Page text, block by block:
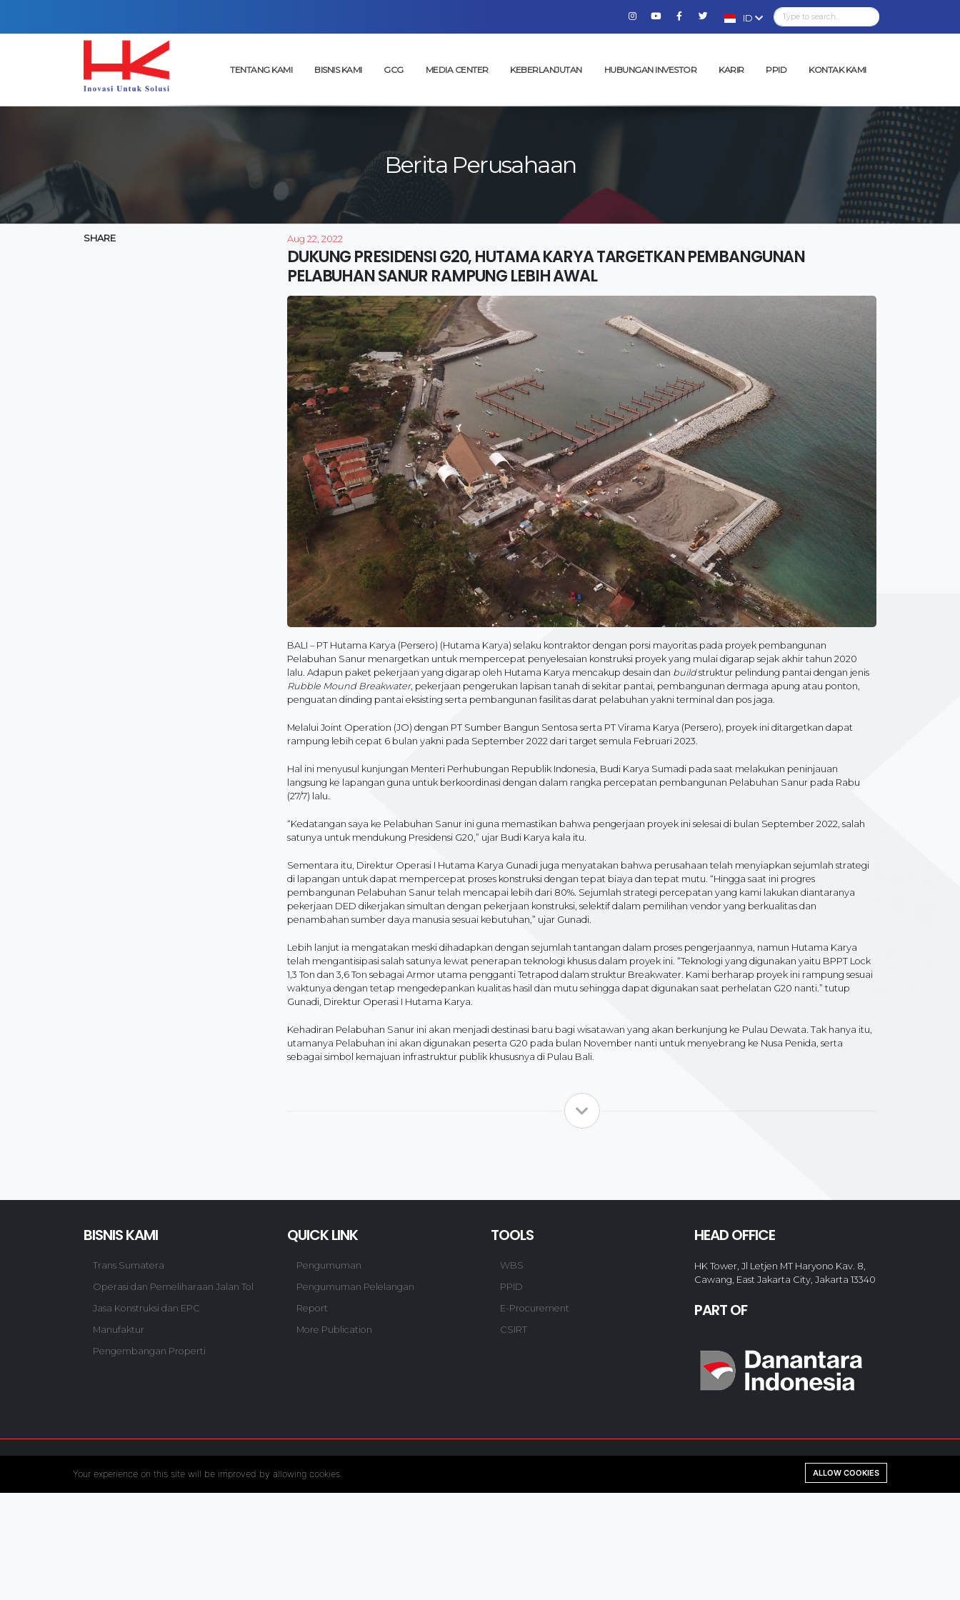
ID
TENTANG KAMI BISNIS KAMI GCG MEDIA CENTER KEBERLANJUTAN HUBUNGAN INVESTOR KARIR PPID KONTAK KAMI
Berita Perusahaan
SHARE Aug 22, 2022
DUKUNG PRESIDENSI G20, HUTAMA KARYA TARGETKAN PEMBANGUNAN
PELABUHAN SANUR RAMPUNG LEBIH AWAL
BALI – PT Hutama Karya (Persero) (Hutama Karya) selaku kontraktor dengan porsi mayoritas pada proyek pembangunan
Pelabuhan Sanur menargetkan untuk mempercepat penyelesaian konstruksi proyek yang mulai digarap sejak akhir tahun 2020
lalu. Adapun paket pekerjaan yang digarap oleh Hutama Karya mencakup desain dan buildstruktur pelindung pantai dengan jenis
Rubble Mound Breakwater, pekerjaan pengerukan lapisan tanah di sekitar pantai, pembangunan dermaga apung atau ponton,
penguatan dinding pantai eksisting serta pembangunan fasilitas darat pelabuhan yakni terminal dan pos jaga.
Melalui Joint Operation (JO) dengan PT Sumber Bangun Sentosa serta PT Virama Karya (Persero), proyek ini ditargetkan dapat
rampung lebih cepat 6 bulan yakni pada September 2022 dari target semula Februari 2023.
Hal ini menyusul kunjungan Menteri Perhubungan Republik Indonesia, Budi Karya Sumadi pada saat melakukan peninjauan
langsung ke lapangan guna untuk berkoordinasi dengan dalam rangka percepatan pembangunan Pelabuhan Sanur pada Rabu
(27/7) lalu.
“Kedatangan saya ke Pelabuhan Sanur ini guna memastikan bahwa pengerjaan proyek ini selesai di bulan September 2022, salah
satunya untuk mendukung Presidensi G20,” ujar Budi Karya kala itu.
Sementara itu, Direktur Operasi I Hutama Karya Gunadi juga menyatakan bahwa perusahaan telah menyiapkan sejumlah strategi
di lapangan untuk dapat mempercepat proses konstruksi dengan tepat biaya dan tepat mutu. “Hingga saat ini progres
pembangunan Pelabuhan Sanur telah mencapai lebih dari 80%. Sejumlah strategi percepatan yang kami lakukan diantaranya
pekerjaan DED dikerjakan simultan dengan pekerjaan konstruksi, selektif dalam pemilihan vendor yang berkualitas dan
penambahan sumber daya manusia sesuai kebutuhan,” ujar Gunadi.
Lebih lanjut ia mengatakan meski dihadapkan dengan sejumlah tantangan dalam proses pengerjaannya, namun Hutama Karya
telah mengantisipasi salah satunya lewat penerapan teknologi khusus dalam proyek ini. “Teknologi yang digunakan yaitu BPPT Lock
1,3 Ton dan 3,6 Ton sebagai Armor utama pengganti Tetrapod dalam struktur Breakwater. Kami berharap proyek ini rampung sesuai
waktunya dengan tetap mengedepankan kualitas hasil dan mutu sehingga dapat digunakan saat perhelatan G20 nanti.” tutup
Gunadi, Direktur Operasi I Hutama Karya.
Kehadiran Pelabuhan Sanur ini akan menjadi destinasi baru bagi wisatawan yang akan berkunjung ke Pulau Dewata. Tak hanya itu,
utamanya Pelabuhan ini akan digunakan peserta G20 pada bulan November nanti untuk menyebrang ke Nusa Penida, serta
sebagai simbol kemajuan infrastruktur publik khususnya di Pulau Bali.
BISNIS KAMI
Trans Sumatera
Operasi dan Pemeliharaan Jalan Tol
Jasa Konstruksi dan EPC
Manufaktur
Pengembangan Properti
QUICK LINK
Pengumuman
Pengumuman Pelelangan
Report
More Publication
TOOLS
WBS
PPID
E-Procurement
CSIRT
HEAD OFFICE
HK Tower, Jl Letjen MT Haryono Kav. 8,
Cawang, East Jakarta City, Jakarta 13340
PART OF
Your experience on this site will be improved by allowing cookies. ALLOW COOKIES